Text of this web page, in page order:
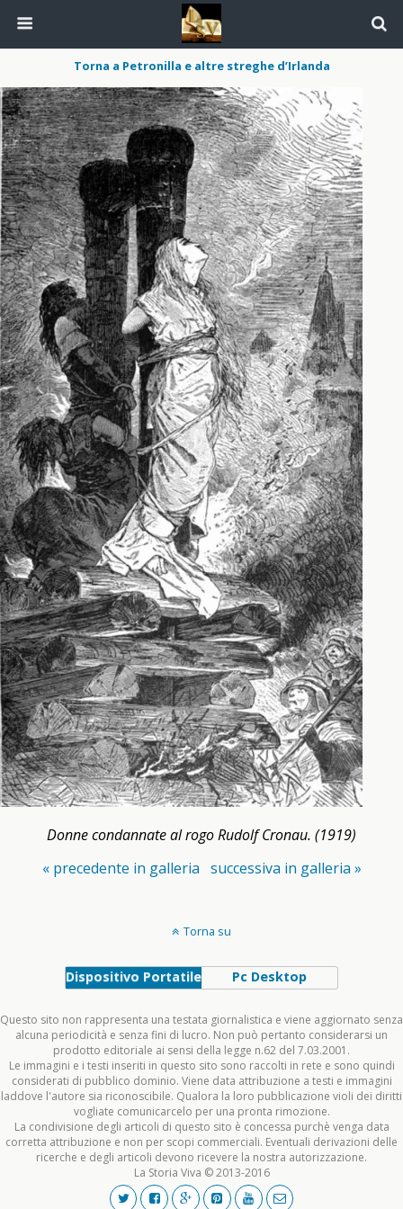
Torna a Petronilla e altre streghe d’Irlanda
Donne condannate al rogo Rudolf Cronau. (1919)
« precedente in galleria successiva in galleria »
Torna su
Dispositivo Portatile Pc Desktop
Questo sito non rappresenta una testata giornalistica e viene aggiornato senza
alcuna periodicità e senza fini di lucro. Non può pertanto considerarsi un
prodotto editoriale ai sensi della legge n.62 del 7.03.2001.
Le immagini e i testi inseriti in questo sito sono raccolti in rete e sono quindi
considerati di pubblico dominio. Viene data attribuzione a testi e immagini
laddove l'autore sia riconoscibile. Qualora la loro pubblicazione violi dei diritti
vogliate comunicarcelo per una pronta rimozione.
La condivisione degli articoli di questo sito è concessa purchè venga data
corretta attribuzione e non per scopi commerciali. Eventuali derivazioni delle
ricerche e degli articoli devono ricevere la nostra autorizzazione.
La Storia Viva © 2013-2016